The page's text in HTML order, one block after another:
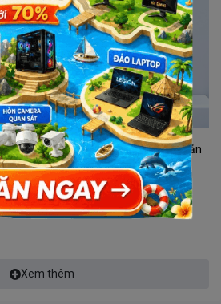
Full HD 1920x1080 có độ tương phản
không bị lệch, méo.
Xem thêm